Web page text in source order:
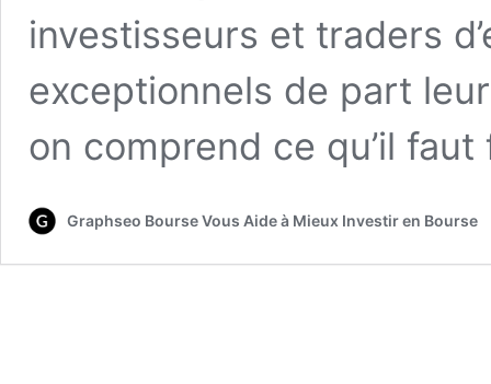
investisseurs et traders
exceptionnels de part
on comprend ce qu’il
Graphseo Bourse Vous Aide à Mieux Investir en Bourse